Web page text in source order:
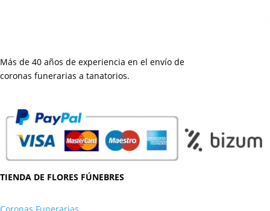
Más de 40 años de experiencia en el envío de
coronas funerarias a tanatorios.
TIENDA DE FLORES FÚNEBRES